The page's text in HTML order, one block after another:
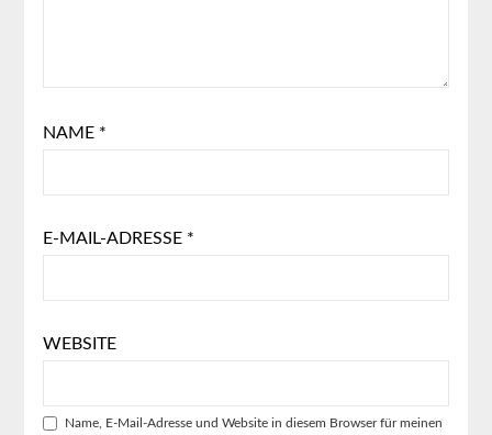
NAME *
E-MAIL-ADRESSE *
WEBSITE
Name, E-Mail-Adresse und Website in diesem Browser für meinen